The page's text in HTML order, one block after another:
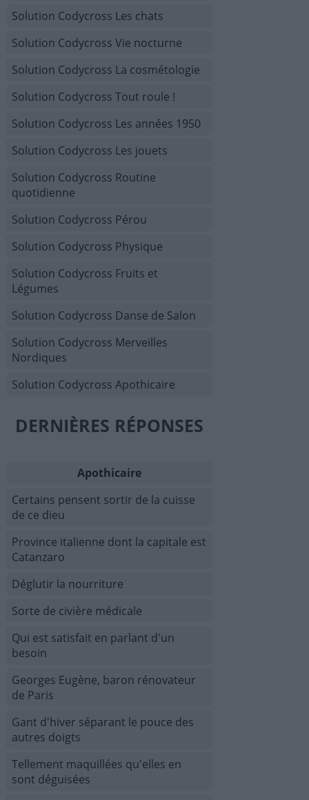
Solution Codycross Les chats
Solution Codycross Vie nocturne
Solution Codycross La cosmétologie
Solution Codycross Tout roule !
Solution Codycross Les années 1950
Solution Codycross Les jouets
Solution Codycross Routine
quotidienne
Solution Codycross Pérou
Solution Codycross Physique
Solution Codycross Fruits et
Légumes
Solution Codycross Danse de Salon
Solution Codycross Merveilles
Nordiques
Solution Codycross Apothicaire
DERNIÈRES RÉPONSES
Apothicaire
Certains pensent sortir de la cuisse
de ce dieu
Province italienne dont la capitale est
Catanzaro
Déglutir la nourriture
Sorte de civière médicale
Qui est satisfait en parlant d'un
besoin
Georges Eugène, baron rénovateur
de Paris
Gant d'hiver séparant le pouce des
autres doigts
Tellement maquillées qu'elles en
sont déguisées